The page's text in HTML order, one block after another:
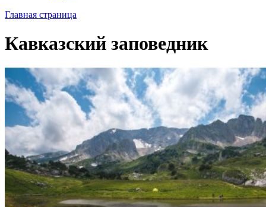
Главная страница
Кавказский заповедник